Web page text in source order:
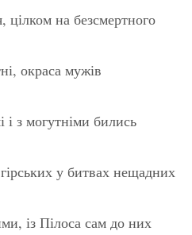
на безсмертного
окраса мужів
і з могутніми бились
у битвах нещадних
із Пілоса сам до них